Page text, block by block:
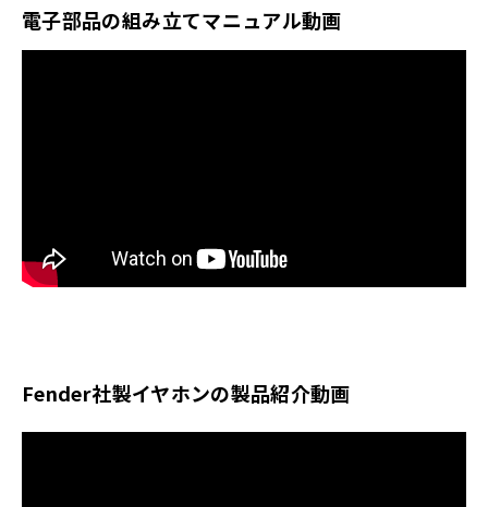
電子部品の組み立てマニュアル動画
Fender社製イヤホンの製品紹介動画